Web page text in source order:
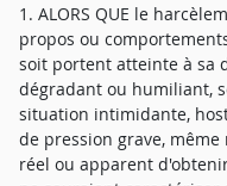
1. ALORS QUE le
propos ou
soit portent atteinte à sa
dégradant ou humiliant,
situation intimidante,
de pression grave,
réel ou apparent